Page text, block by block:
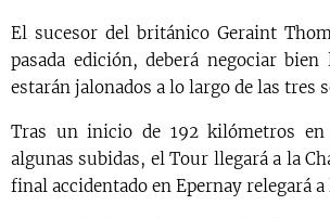
El sucesor del británico Geraint
pasada edición, deberá negociar bien
estarán jalonados a lo largo de las tres
Tras un inicio de 192 kilómetros en
algunas subidas, el Tour llegará a la
final accidentado en Epernay relegará